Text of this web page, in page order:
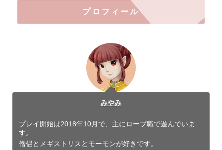
プロフィール
みやみ
プレイ開始は2018年10月で、主にローブ職で遊んでいま
す。
僧侶とメギストリスとモーモンが好きです。